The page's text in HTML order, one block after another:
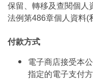
保留、轉移及查閱個人
法例第486章個人資料(
付款方式
電子商店接受本
指定的電子支付